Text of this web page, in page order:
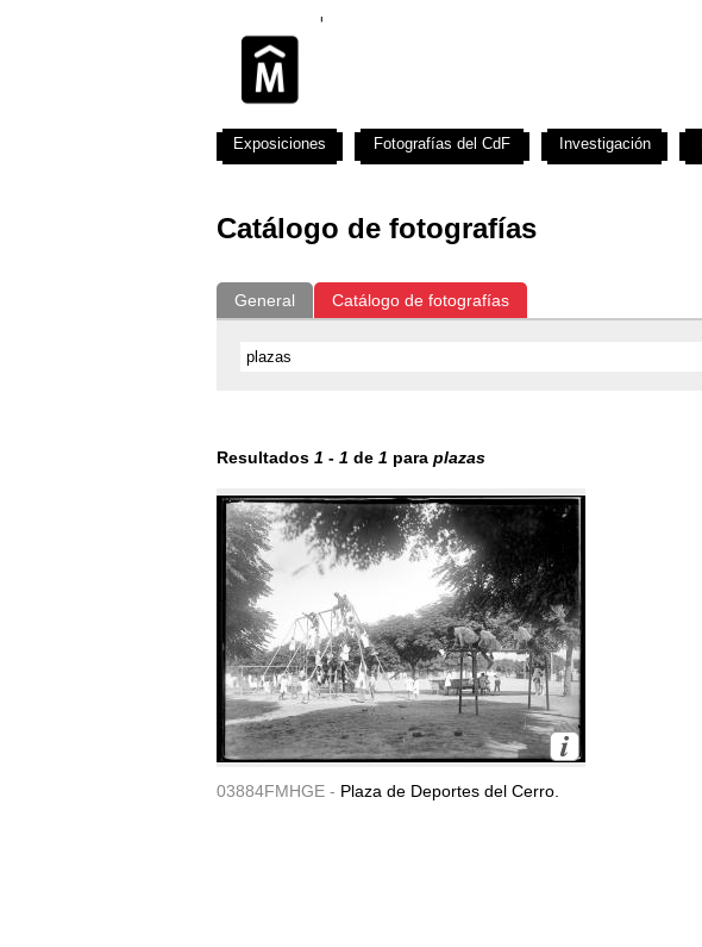
Catálogo de fotografías
General Catálogo de fotografías
Resultados 1 - 1 de 1 para plazas
03884FMHGE - Plaza de Deportes del Cerro.
Exposiciones Fotografías del CdF Investigación